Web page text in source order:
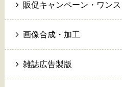
販促キャンペーン・ワン
画像合成・加工
雑誌広告製版